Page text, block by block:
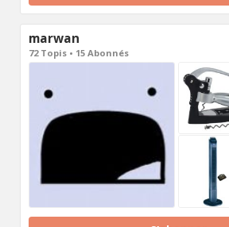
marwan
72 Topis • 15 Abonnés